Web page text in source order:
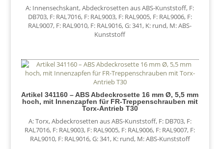
A: Innensechskant,Abdeckrosetten aus ABS-Kunststoff, F:
DB703, F: RAL7016, F: RAL9003, F: RAL9005, F: RAL9006, F:
RAL9007, F: RAL9010, F: RAL9016,G: 341, K: rund, M: ABS-
Kunststoff
Artikel 341160 – ABS Abdeckrosette 16 mm Ø, 5,5 mm
hoch, mit Innenzapfen für FR-Treppenschrauben mit
Torx-Antrieb T30
A: Torx,Abdeckrosetten aus ABS-Kunststoff, F: DB703, F:
RAL7016, F: RAL9003, F: RAL9005, F: RAL9006, F: RAL9007, F:
RAL9010, F: RAL9016,G: 341, K: rund, M: ABS-Kunststoff